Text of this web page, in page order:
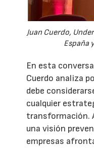
Juan Cuerdo,
España
En esta
Cuerdo analiza
debe
cualquier
transformación.
una visión
empresas